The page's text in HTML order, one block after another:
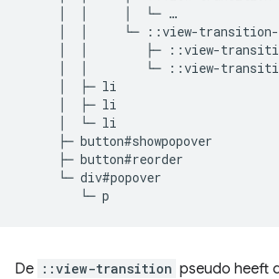
     │  │     │  └─ …
│  │     └─ ::view-
│  │        ├─ ::view-
│  │        └─ ::view-
     │  ├─ li
     │  ├─ li
     │  └─ li
     ├─ button#showpopover
     ├─ button#reorder
     └─ div#popover
De ::view-transition pseudo heeft